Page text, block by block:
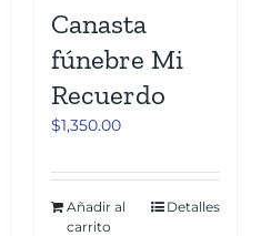
Canasta
fúnebre Mi
Recuerdo
$1,350.00
Añadir al
carrito
Detalles